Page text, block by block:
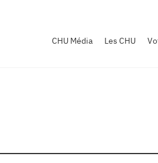
CHU Média Les CHU